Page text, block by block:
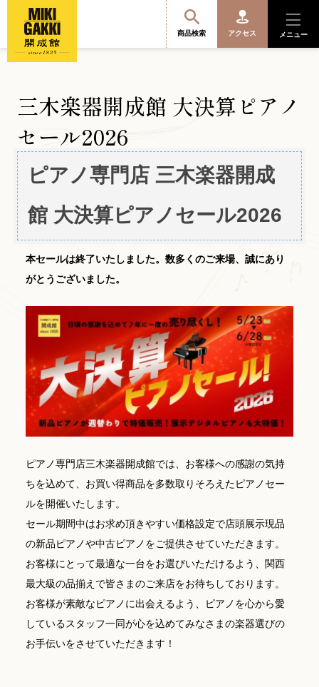
商品検索 アクセス メニュー
商品を探す・選ぶ
便利なサービス
開成館を知る
音楽教室・イベント情報
お問い合わせ総合窓口
06-6252-0432
受付時間 10:00～19:00 (水曜定休)
お問い合わせフォーム
三木楽器 開成館
〒541-0057
大阪府大阪市中央区北久宝寺町3丁目3−4
三木楽器開成館 大決算ピアノ
セール2026
ピアノ専門店 三木楽器開成
館 大決算ピアノセール2026
本セールは終了いたしました。数多くのご来場、誠にあり
がとうございました。
ピアノ専門店三木楽器開成館では、お客様への感謝の気持
ちを込めて、お買い得商品を多数取りそろえたピアノセー
ルを開催いたします。
セール期間中はお求め頂きやすい価格設定で店頭展示現品
の新品ピアノや中古ピアノをご提供させていただきます。
お客様にとって最適な一台をお選びいただけるよう、関西
最大級の品揃えで皆さまのご来店をお待ちしております。
お客様が素敵なピアノに出会えるよう、ピアノを心から愛
しているスタッフ一同が心を込めてみなさまの楽器選びの
お手伝いをさせていただきます！